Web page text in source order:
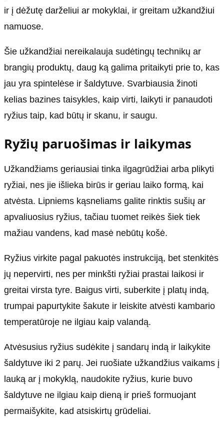
ir į dėžutę darželiui ar mokyklai, ir greitam užkandžiui
namuose.
Šie užkandžiai nereikalauja sudėtingų technikų ar
brangių produktų, daug ką galima pritaikyti prie to, kas
jau yra spintelėse ir šaldytuve. Svarbiausia žinoti
kelias bazines taisykles, kaip virti, laikyti ir panaudoti
ryžius taip, kad būtų ir skanu, ir saugu.
Ryžių paruošimas ir laikymas
Užkandžiams geriausiai tinka ilgagrūdžiai arba plikyti
ryžiai, nes jie išlieka birūs ir geriau laiko formą, kai
atvėsta. Lipniems kąsneliams galite rinktis sušių ar
apvaliuosius ryžius, tačiau tuomet reikės šiek tiek
mažiau vandens, kad masė nebūtų košė.
Ryžius virkite pagal pakuotės instrukciją, bet stenkitės
jų nepervirti, nes per minkšti ryžiai prastai laikosi ir
greitai virsta tyre. Baigus virti, suberkite į platų indą,
trumpai papurtykite šakute ir leiskite atvėsti kambario
temperatūroje ne ilgiau kaip valandą.
Atvėsusius ryžius sudėkite į sandarų indą ir laikykite
šaldytuve iki 2 parų. Jei ruošiate užkandžius vaikams į
lauką ar į mokyklą, naudokite ryžius, kurie buvo
šaldytuve ne ilgiau kaip dieną ir prieš formuojant
permaišykite, kad atsiskirtų grūdeliai.